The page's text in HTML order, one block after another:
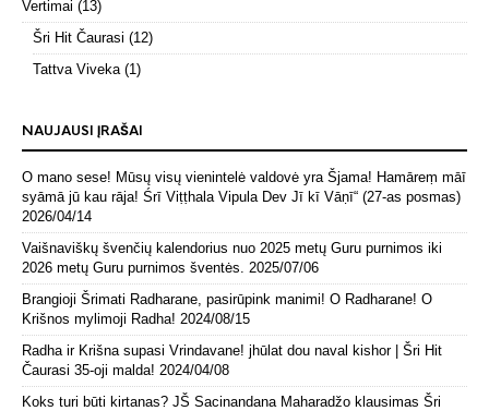
Vertimai (13)
Šri Hit Čaurasi (12)
Tattva Viveka (1)
NAUJAUSI ĮRAŠAI
O mano sese! Mūsų visų vienintelė valdovė yra Šjama! Hamāreṃ māī
syāmā jū kau rāja! Śrī Viṭṭhala Vipula Dev Jī kī Vāṇī“ (27-as posmas)
2026/04/14
Vaišnaviškų švenčių kalendorius nuo 2025 metų Guru purnimos iki
2026 metų Guru purnimos šventės.
2025/07/06
Brangioji Šrimati Radharane, pasirūpink manimi! O Radharane! O
Krišnos mylimoji Radha! 2024/08/15
Radha ir Krišna supasi Vrindavane! jhūlat dou naval kishor | Šri Hit
Čaurasi 35-oji malda! 2024/04/08
Koks turi būti kirtanas? JŠ Sacinandana Maharadžo klausimas Šri